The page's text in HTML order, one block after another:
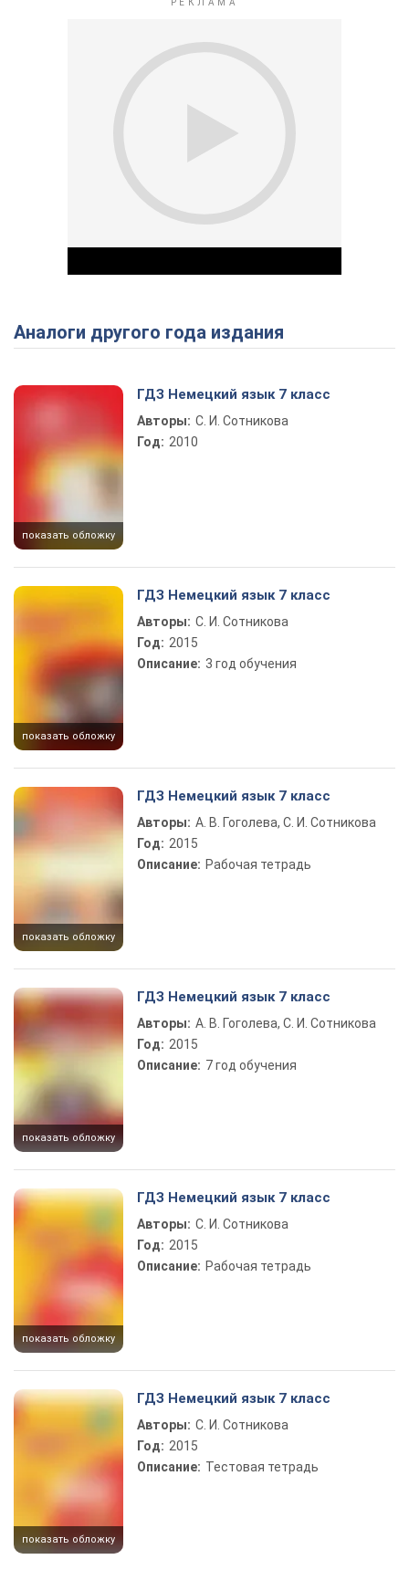
Play Video
Аналоги другого года издания
показать обложку
ГДЗ Немецкий язык 7 класс
Авторы: С. И. Сотникова
Год: 2010
показать обложку
ГДЗ Немецкий язык 7 класс
Авторы: С. И. Сотникова
Год: 2015
Описание: 3 год обучения
показать обложку
ГДЗ Немецкий язык 7 класс
Авторы: А. В. Гоголева, С. И. Сотникова
Год: 2015
Описание: Рабочая тетрадь
показать обложку
ГДЗ Немецкий язык 7 класс
Авторы: А. В. Гоголева, С. И. Сотникова
Год: 2015
Описание: 7 год обучения
показать обложку
ГДЗ Немецкий язык 7 класс
Авторы: С. И. Сотникова
Год: 2015
Описание: Рабочая тетрадь
показать обложку
ГДЗ Немецкий язык 7 класс
Авторы: С. И. Сотникова
Год: 2015
Описание: Тестовая тетрадь